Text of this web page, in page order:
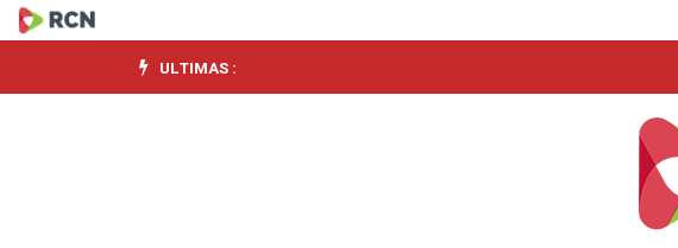
Parceria
entre
ULTIMAS :